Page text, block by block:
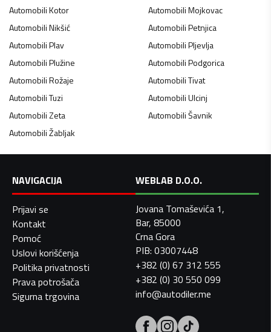
AutomobiliKotor AutomobiliMojkovac
AutomobiliNikšić AutomobiliPetnjica
AutomobiliPlav AutomobiliPljevlja
AutomobiliPlužine AutomobiliPodgorica
AutomobiliRožaje AutomobiliTivat
AutomobiliTuzi AutomobiliUlcinj
AutomobiliZeta AutomobiliŠavnik
AutomobiliŽabljak
NAVIGACIJA
Prijavi se
Kontakt
Pomoć
Uslovi korišćenja
Politika privatnosti
Prava potrošača
Sigurna trgovina
WEBLAB D.O.O.
Jovana Tomaševića 1,
Bar, 85000
Crna Gora
PIB: 03007448
+382 (0) 67 312 555
+382 (0) 30 550 099
info@autodiler.me